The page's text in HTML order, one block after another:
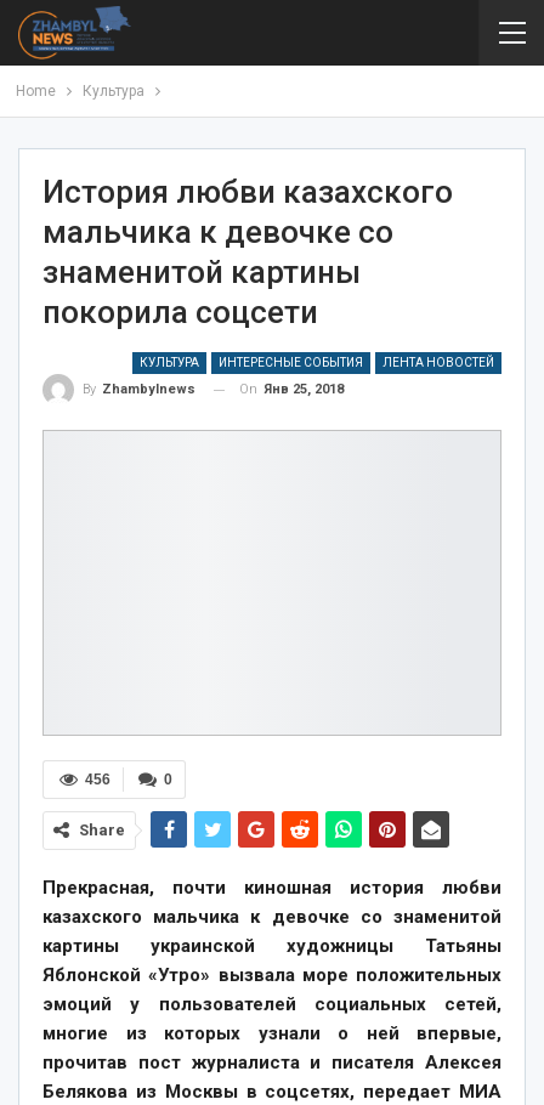
Home Культура
История любви казахского
мальчика к девочке со
знаменитой картины
покорила соцсети
КУЛЬТУРА ИНТЕРЕСНЫЕ СОБЫТИЯ ЛЕНТА НОВОСТЕЙ
By Zhambylnews On Янв 25, 2018
0
456
Share
Прекрасная, почти киношная история любви
казахского мальчика к девочке со знаменитой
картины украинской художницы Татьяны
Яблонской «Утро» вызвала море положительных
эмоций у пользователей социальных сетей,
многие из которых узнали о ней впервые,
прочитав пост журналиста и писателя Алексея
Белякова из Москвы в соцсетях, передает МИА